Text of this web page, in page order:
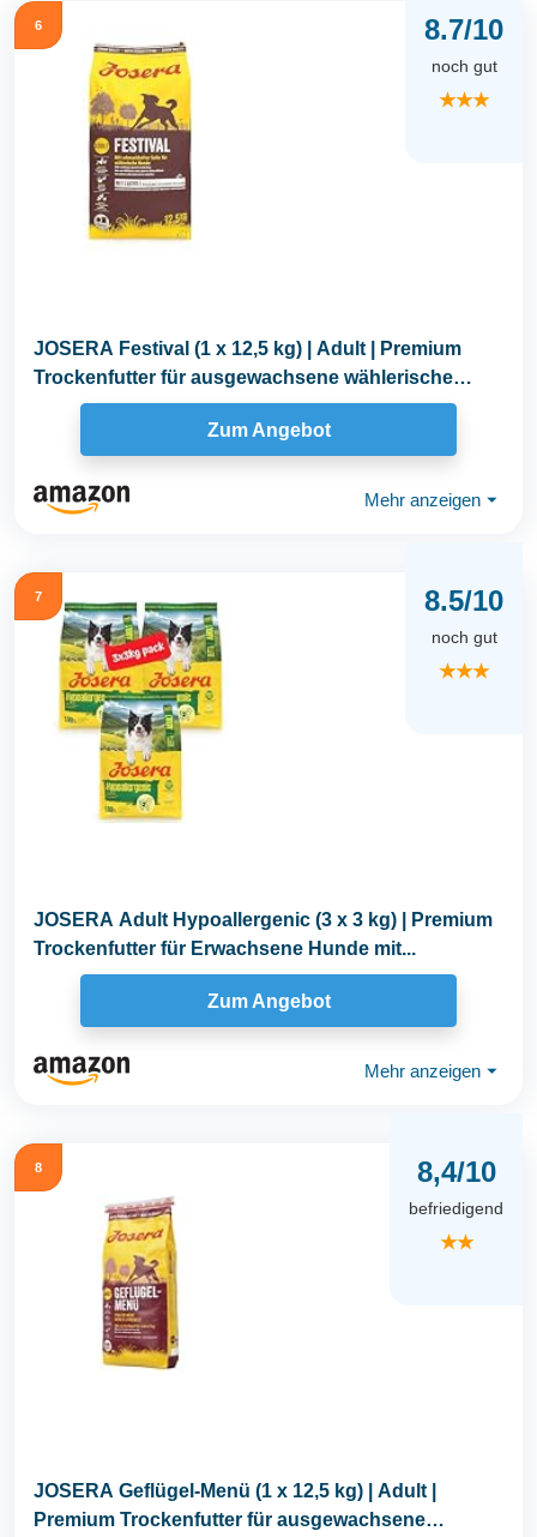
6 8.7/10
noch gut
★★★
JOSERA Festival (1 x 12,5 kg) | Adult | Premium
Trockenfutter für ausgewachsene wählerische
Hunde...
Zum Angebot
Mehr anzeigen ⏷
7 8.5/10
noch gut
★★★
JOSERA Adult Hypoallergenic (3 x 3 kg) | Premium
Trockenfutter für Erwachsene Hunde mit...
Zum Angebot
Mehr anzeigen ⏷
8 8,4/10
befriedigend
★★
JOSERA Geflügel-Menü (1 x 12,5 kg) | Adult |
Premium Trockenfutter für ausgewachsene